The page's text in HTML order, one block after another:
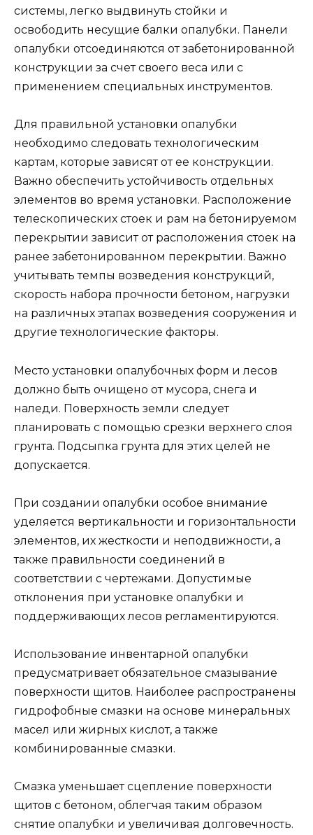
системы, легко выдвинуть стойки и
освободить несущие балки опалубки. Панели
опалубки отсоединяются от забетонированной
конструкции за счет своего веса или с
применением специальных инструментов.
Для правильной установки опалубки
необходимо следовать технологическим
картам, которые зависят от ее конструкции.
Важно обеспечить устойчивость отдельных
элементов во время установки. Расположение
телескопических стоек и рам на бетонируемом
перекрытии зависит от расположения стоек на
ранее забетонированном перекрытии. Важно
учитывать темпы возведения конструкций,
скорость набора прочности бетоном, нагрузки
на различных этапах возведения сооружения и
другие технологические факторы.
Место установки опалубочных форм и лесов
должно быть очищено от мусора, снега и
наледи. Поверхность земли следует
планировать с помощью срезки верхнего слоя
грунта. Подсыпка грунта для этих целей не
допускается.
При создании опалубки особое внимание
уделяется вертикальности и горизонтальности
элементов, их жесткости и неподвижности, а
также правильности соединений в
соответствии с чертежами. Допустимые
отклонения при установке опалубки и
поддерживающих лесов регламентируются.
Использование инвентарной опалубки
предусматривает обязательное смазывание
поверхности щитов. Наиболее распространены
гидрофобные смазки на основе минеральных
масел или жирных кислот, а также
комбинированные смазки.
Смазка уменьшает сцепление поверхности
щитов с бетоном, облегчая таким образом
снятие опалубки и увеличивая долговечность.